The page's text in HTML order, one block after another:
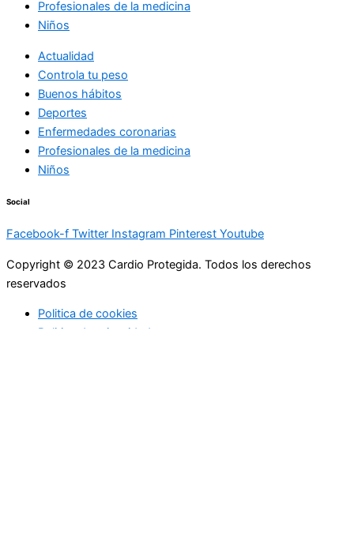
Profesionales de la medicina
Niños
Actualidad
Controla tu peso
Buenos hábitos
Deportes
Enfermedades coronarias
Profesionales de la medicina
Niños
Social
Facebook-f Twitter Instagram Pinterest Youtube
Copyright © 2023 Cardio Protegida. Todos los derechos
reservados
Politica de cookies
Politica de privacidad